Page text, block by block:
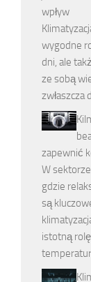
wpływ
wygodne
dni, ale
ze sobą
zwłaszcza
zapewnić
W
gdzie
są
istotną